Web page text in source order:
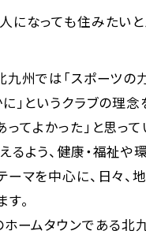
になっても住みたいと
九州では「スポーツの
」というクラブの理念
ってよかった」と思っ
るよう、健康・福祉や
ーマを中心に、日々、
。
ホームタウンである北